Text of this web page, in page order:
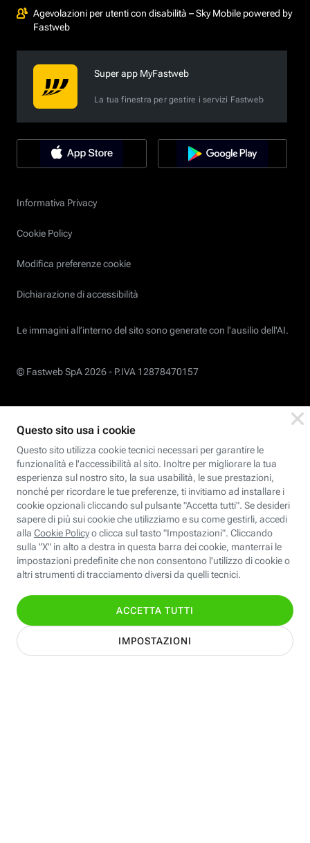
Agevolazioni per utenti con disabilità – Sky Mobile powered by
Fastweb
Super app MyFastweb
La tua finestra per gestire i servizi Fastweb
Informativa Privacy
Cookie Policy
Modifica preferenze cookie
Dichiarazione di accessibilità
Le immagini all’interno del sito sono generate con l'ausilio dell'AI.
© Fastweb SpA 2026 - P.IVA 12878470157